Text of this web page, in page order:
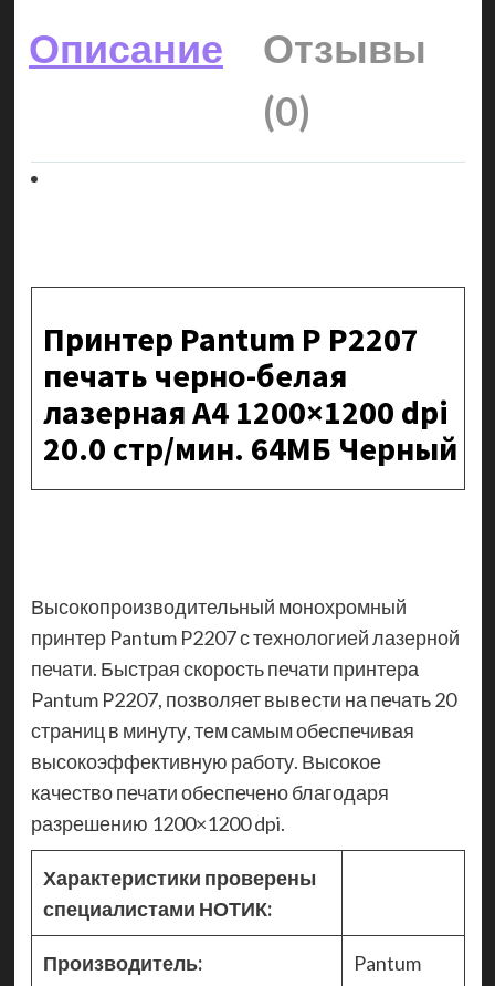
Описание
Отзывы
(0)
Принтер Pantum P P2207
печать черно-белая
лазерная A4 1200×1200 dpi
20.0 стр/мин. 64МБ Черный
Высокопроизводительный монохромный
принтер Pantum P2207 с технологией лазерной
печати. Быстрая скорость печати принтера
Pantum P2207, позволяет вывести на печать 20
страниц в минуту, тем самым обеспечивая
высокоэффективную работу. Высокое
качество печати обеспечено благодаря
разрешению 1200×1200 dpi.
Характеристики проверены
специалистами НОТИК:
Производитель: Pantum